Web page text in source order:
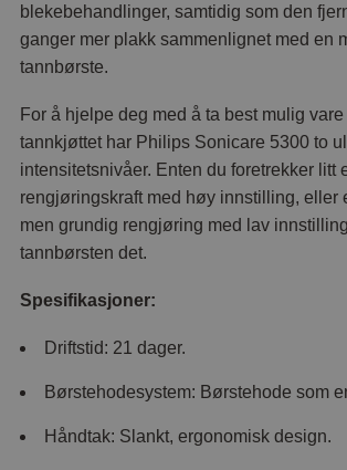
blekebehandlinger, samtidig som den
ganger mer plakk sammenlignet med en
tannbørste.
For å hjelpe deg med å ta best mulig
tannkjøttet har Philips Sonicare 5300 to
intensitetsnivåer. Enten du foretrekker litt
rengjøringskraft med høy innstilling, eller
men grundig rengjøring med lav
tannbørsten det.
Spesifikasjoner:
Driftstid: 21 dager.
Børstehodesystem: Børstehode som
Håndtak: Slankt, ergonomisk design.